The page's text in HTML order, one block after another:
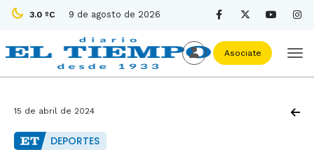
3.0 ºC 9 de agosto de 2026
Asociate
15 de abril de 2024
DEPORTES